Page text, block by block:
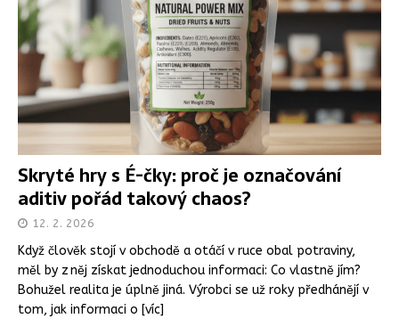
Skryté hry s É-čky: proč je označování
aditiv pořád takový chaos?
12. 2. 2026
Když člověk stojí v obchodě a otáčí v ruce obal potraviny,
měl by z něj získat jednoduchou informaci: Co vlastně jím?
Bohužel realita je úplně jiná. Výrobci se už roky předhánějí v
tom, jak informaci o [víc]